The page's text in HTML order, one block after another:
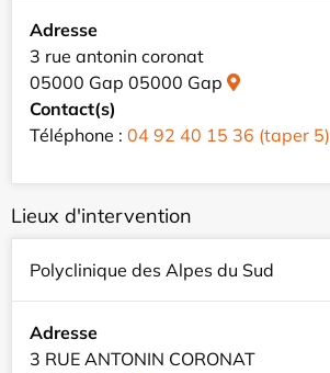
Adresse
3 rue antonin coronat
05000 Gap 05000 Gap
Contact(s)
Téléphone : 04 92 40 15 36 (taper 5)
Lieux d'intervention
Polyclinique des Alpes du Sud
Adresse
3 RUE ANTONIN CORONAT